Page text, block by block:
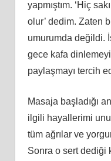
yapmıştım. ‘Hiç
olur’ dedim. Zaten
umurumda değildi.
gece kafa dinlemeyi
paylaşmayı tercih
Masaja başladığı
ilgili hayallerimi
tüm ağrılar ve
Sonra o sert dediği